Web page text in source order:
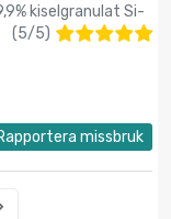
kiselgranulat Si-
(5/5)
missbruk